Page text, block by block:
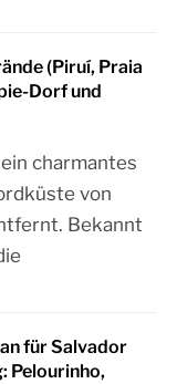
(Piruí, Praia
Dorf und
charmantes
von
Bekannt
für Salvador
Pelourinho,